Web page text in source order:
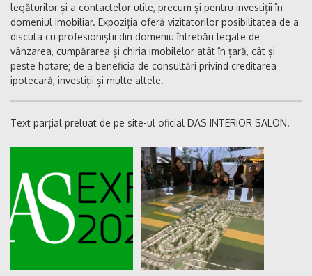
legăturilor și a contactelor utile, precum și pentru investiții în
domeniul imobiliar. Expoziția oferă vizitatorilor posibilitatea de a
discuta cu profesioniștii din domeniu întrebări legate de
vânzarea, cumpărarea și chiria imobilelor atât în țară, cât și
peste hotare; de a beneficia de consultări privind creditarea
ipotecară, investiții și multe altele.
Text parțial preluat de pe site-ul oficial DAS INTERIOR SALON.